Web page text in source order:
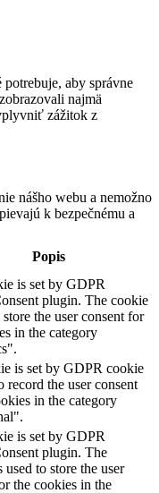
aby správne
najmä
zážitok z
nášho webu a nemožno
k bezpečnému a
Popis
is set by GDPR
plugin. The cookie
store the user consent for
in the category
is set by GDPR cookie
record the user consent
in the category
is set by GDPR
plugin. The
used to store the user
the cookies in the